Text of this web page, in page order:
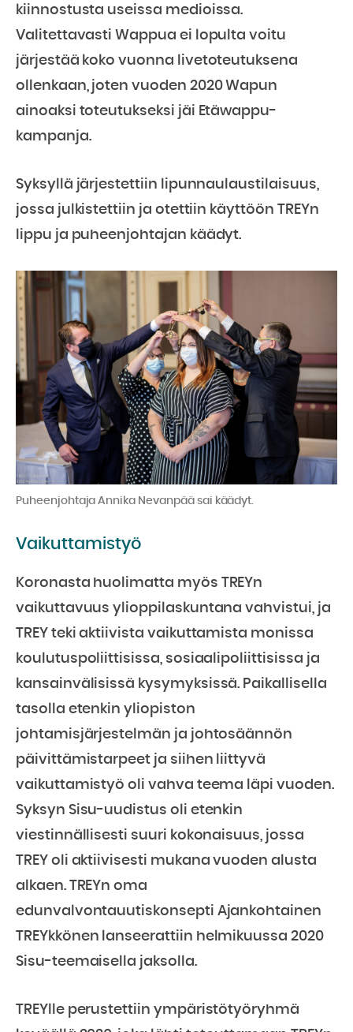
kiinnostusta useissa medioissa.
Valitettavasti Wappua ei lopulta voitu
järjestää koko vuonna livetoteutuksena
ollenkaan, joten vuoden 2020 Wapun
ainoaksi toteutukseksi jäi Etäwappu-
kampanja.
Syksyllä järjestettiin lipunnaulaustilaisuus,
jossa julkistettiin ja otettiin käyttöön TREYn
lippu ja puheenjohtajan käädyt.
Puheenjohtaja Annika Nevanpää sai käädyt.
Vaikuttamistyö
Koronasta huolimatta myös TREYn
vaikuttavuus ylioppilaskuntana vahvistui, ja
TREY teki aktiivista vaikuttamista monissa
koulutuspoliittisissa, sosiaalipoliittisissa ja
kansainvälisissä kysymyksissä. Paikallisella
tasolla etenkin yliopiston
johtamisjärjestelmän ja johtosäännön
päivittämistarpeet ja siihen liittyvä
vaikuttamistyö oli vahva teema läpi vuoden.
Syksyn Sisu-uudistus oli etenkin
viestinnällisesti suuri kokonaisuus, jossa
TREY oli aktiivisesti mukana vuoden alusta
alkaen. TREYn oma
edunvalvontauutiskonsepti Ajankohtainen
TREYkkönen lanseerattiin helmikuussa 2020
Sisu-teemaisella jaksolla.
TREYlle perustettiin ympäristötyöryhmä